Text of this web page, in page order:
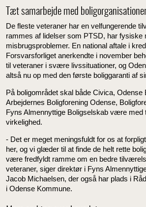
Tæt samarbejde med
De fleste veteraner har en velfungerende
rammes af lidelser som PTSD, har fysiske
misbrugsproblemer. En national aftale i
Forsvarsforliget anerkendte i november
til veteraner i svære livssituationer, og
altså nu op med den første boliggaranti af
På boligområdet skal både Civica, Odense
Arbejdernes Boligforening Odense,
Fyns Almennyttige Boligselskab være med
virkelighed.
- Det er meget meningsfuldt for os at
her, og vi glæder til at finde de helt rette
være fredfyldt ramme om en bedre
veteraner, siger direktør i Fyns
Jacob Michaelsen, der også har plads i
i Odense Kommune.